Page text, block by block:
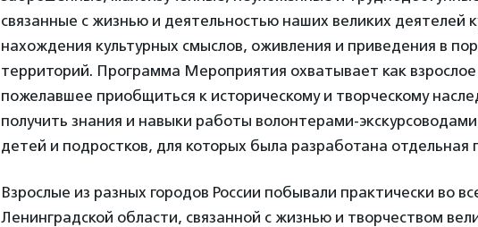
связанные с жизнью и деятельностью наших великих деятелей
нахождения культурных смыслов, оживления и приведения в
территорий. Программа Мероприятия охватывает как
пожелавшее приобщиться к историческому и творческому
получить знания и навыки работы волонтерами-
детей и подростков, для которых была разработана отдельная
Взрослые из разных городов России побывали практически во
Ленинградской области, связанной с жизнью и творчеством